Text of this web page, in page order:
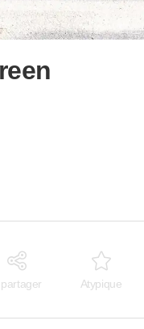
Atypique